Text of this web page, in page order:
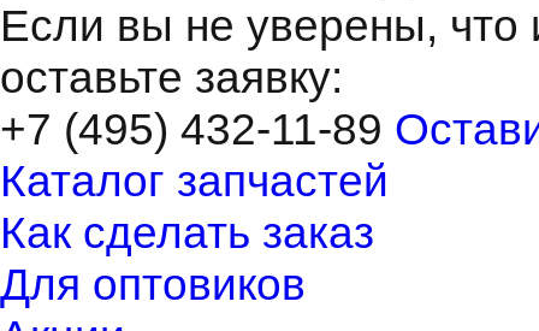
Если вы не уверены, что
оставьте заявку:
+7 (495) 432-11-89
Каталог запчастей
Как сделать заказ
Для оптовиков